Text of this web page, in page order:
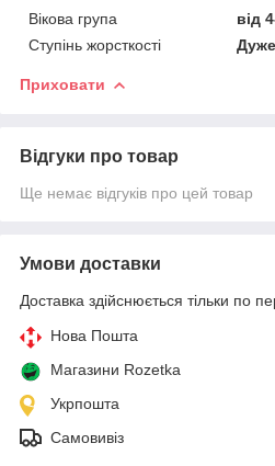
Вікова група
від
Ступінь жорсткості
Приховати
Відгуки про товар
Ще немає відгуків про цей товар
Умови доставки
Доставка здійснюється тільки по
Нова Пошта
Магазини Rozetka
Укрпошта
Самовивіз